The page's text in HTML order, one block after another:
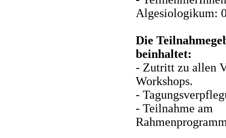
Algesiologikum:
Die
beinhaltet:
- Zutritt zu allen
Workshops.
-
- Teilnahme am